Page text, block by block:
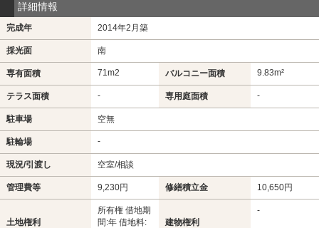
詳細情報
完成年 2014年2月築
採光面 南
専有面積 71m2 バルコニー面積 9.83m²
テラス面積 - 専用庭面積 -
駐車場 空無
駐輪場 -
現況/引渡し 空室/相談
管理費等 9,230円 修繕積立金 10,650円
土地権利
所有権 借地期
間:年 借地料:
建物権利
-